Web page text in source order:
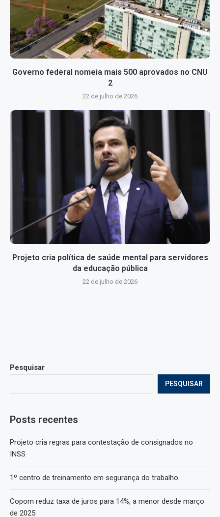
Governo federal nomeia mais 500 aprovados no CNU
2
22 de julho de 2026
Projeto cria política de saúde mental para servidores
da educação pública
22 de julho de 2026
Pesquisar
PESQUISAR
Posts recentes
Projeto cria regras para contestação de consignados no
INSS
1º centro de treinamento em segurança do trabalho
Copom reduz taxa de juros para 14%, a menor desde março
de 2025